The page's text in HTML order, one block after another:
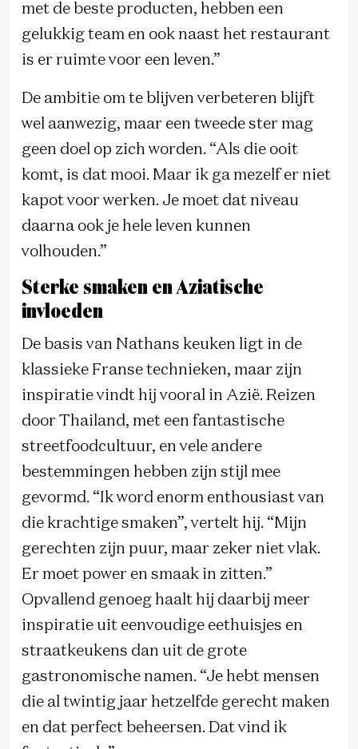
met de beste producten, hebben een
gelukkig team en ook naast het restaurant
is er ruimte voor een leven.”
De ambitie om te blijven verbeteren blijft
wel aanwezig, maar een tweede ster mag
geen doel op zich worden. “Als die ooit
komt, is dat mooi. Maar ik ga mezelf er niet
kapot voor werken. Je moet dat niveau
daarna ook je hele leven kunnen
volhouden.”
Sterke smaken en Aziatische
invloeden
De basis van Nathans keuken ligt in de
klassieke Franse technieken, maar zijn
inspiratie vindt hij vooral in Azië. Reizen
door Thailand, met een fantastische
streetfoodcultuur, en vele andere
bestemmingen hebben zijn stijl mee
gevormd. “Ik word enorm enthousiast van
die krachtige smaken”, vertelt hij. “Mijn
gerechten zijn puur, maar zeker niet vlak.
Er moet power en smaak in zitten.”
Opvallend genoeg haalt hij daarbij meer
inspiratie uit eenvoudige eethuisjes en
straatkeukens dan uit de grote
gastronomische namen. “Je hebt mensen
die al twintig jaar hetzelfde gerecht maken
en dat perfect beheersen. Dat vind ik